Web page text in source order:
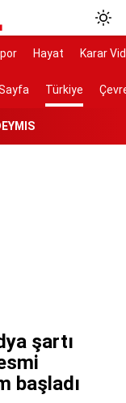
Hayat Karar
Türkiye
onlar burayı
hâlâ var mı?'
ICINDEYMIS
şartı
başladı